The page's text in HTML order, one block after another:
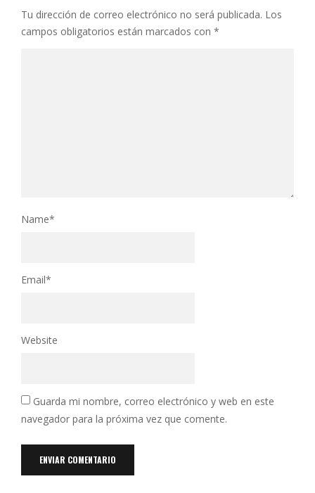
Tu dirección de correo electrónico no será publicada. Los
campos obligatorios están marcados con *
Name*
Email*
Website
Guarda mi nombre, correo electrónico y web en este
navegador para la próxima vez que comente.